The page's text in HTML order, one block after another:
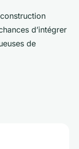
d’intégrer
de